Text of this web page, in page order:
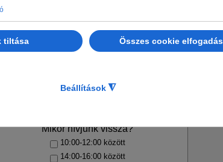
Mikor hívjunk vissza?
10:00-12:00 között
14:00-16:00 között